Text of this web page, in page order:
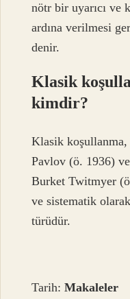
nötr bir uyarıcı ve
ardına verilmesi
denir.
Klasik
kimdir?
Klasik
Pavlov (ö. 1936)
Burket Twitmyer
ve sistematik
türüdür.
Tarih:Makaleler